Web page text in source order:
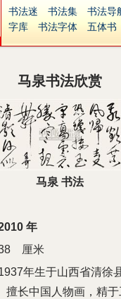
书法迷 书法集 书法导
字库
书法字体 五体书
集字
字形 大字 篆刻
古籍
中医 象棋 游戏
起名
识字 英语 印章
字体下载
免费字体 中
Ai矢量
P图宝 南无阿
安全网站
捐赠 繁體版
马泉书法欣赏
马泉 书法
年
厘米
年生于山西省清徐
擅长中国人物画，精